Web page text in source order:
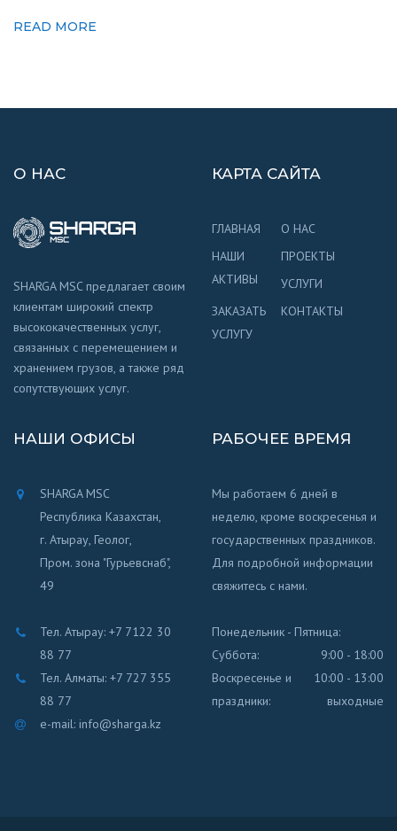
READ MORE
О НАС
SHARGA MSC предлагает своим
клиентам широкий спектр
высококачественных услуг,
связанных с перемещением и
хранением грузов, а также ряд
сопутствующих услуг.
КАРТА САЙТА
ГЛАВНАЯ
О НАС
НАШИ
АКТИВЫ
ПРОЕКТЫ
УСЛУГИ
ЗАКАЗАТЬ
УСЛУГУ
КОНТАКТЫ
НАШИ ОФИСЫ
SHARGA MSC
Республика Казахстан,
г. Атырау, Геолог,
Пром. зона "Гурьевснаб",
49
Тел. Атырау: +7 7122 30
88 77
Тел. Алматы: +7 727 355
88 77
e-mail: info@sharga.kz
РАБОЧЕЕ ВРЕМЯ
Мы работаем 6 дней в
неделю, кроме воскресенья и
государственных праздников.
Для подробной информации
свяжитесь с нами.
Понедельник - Пятница:
9:00 - 18:00
Суббота:
10:00 - 13:00
Воскресенье и
праздники:
выходные